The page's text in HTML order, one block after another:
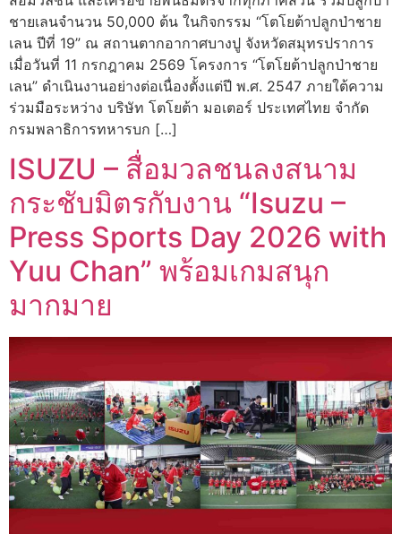
ชายเลนจำนวน 50,000 ต้น ในกิจกรรม “โตโยต้าปลูกป่าชาย
เลน ปีที่ 19” ณ สถานตากอากาศบางปู จังหวัดสมุทรปราการ
เมื่อวันที่ 11 กรกฎาคม 2569 โครงการ “โตโยต้าปลูกป่าชาย
เลน” ดำเนินงานอย่างต่อเนื่องตั้งแต่ปี พ.ศ. 2547 ภายใต้ความ
ร่วมมือระหว่าง บริษัท โตโยต้า มอเตอร์ ประเทศไทย จำกัด
กรมพลาธิการทหารบก […]
ISUZU – สื่อมวลชนลงสนาม
กระชับมิตรกับงาน “Isuzu –
Press Sports Day 2026 with
Yuu Chan” พร้อมเกมสนุก
มากมาย